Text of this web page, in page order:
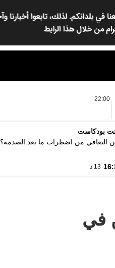
22:00
بودكاست
التعافي من اضطراب ما بعد الصدمة؟
13 د
إرهابيين في